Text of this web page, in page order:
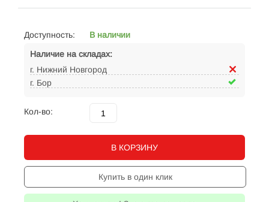
Доступность:
В наличии
Наличие на складах:
г. Нижний Новгород
г. Бор
Кол-во:
В КОРЗИНУ
Купить в один клик